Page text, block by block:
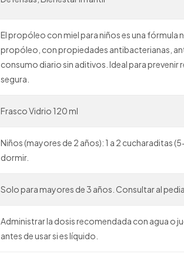
El propóleo con miel para niños es una fórmula
propóleo, con propiedades antibacterianas,
consumo diario sin aditivos. Ideal para
segura.
Frasco Vidrio 120 ml
Niños (mayores de 2 años): 1 a 2 cucharaditas
dormir.
Solo para mayores de 3 años. Consultar al
Administrar la dosis recomendada con agua o
antes de usar si es líquido.